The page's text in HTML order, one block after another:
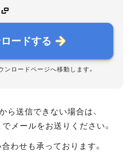
ードする
ンロードページへ移動します。
ら送信できない場合は、
でメールをお送りください。
わせも承っております。